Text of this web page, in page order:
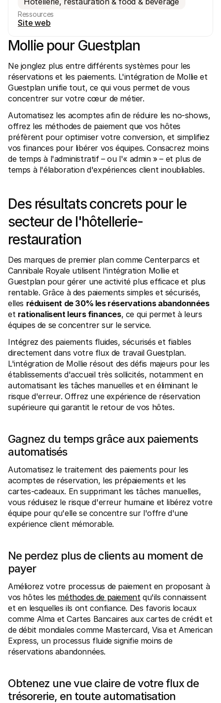
Ressources
Site web
Mollie pour Guestplan
Ne jonglez plus entre différents systèmes pour les
réservations et les paiements. L'intégration de Mollie et
Guestplan unifie tout, ce qui vous permet de vous
concentrer sur votre cœur de métier.
Automatisez les acomptes afin de réduire les no-shows,
offrez les méthodes de paiement que vos hôtes
préfèrent pour optimiser votre conversion, et simplifiez
vos finances pour libérer vos équipes. Consacrez moins
de temps à l'administratif – ou l'« admin » – et plus de
temps à l'élaboration d'expériences client inoubliables.
Des résultats concrets pour le
secteur de l'hôtellerie-
restauration
Des marques de premier plan comme Centerparcs et
Cannibale Royale utilisent l'intégration Mollie et
Guestplan pour gérer une activité plus efficace et plus
rentable. Grâce à des paiements simples et sécurisés,
elles réduisent de 30% les réservations abandonnées
et rationalisent leurs finances, ce qui permet à leurs
équipes de se concentrer sur le service.
Intégrez des paiements fluides, sécurisés et fiables
directement dans votre flux de travail Guestplan.
L'intégration de Mollie résout des défis majeurs pour les
établissements d'accueil très sollicités, notamment en
automatisant les tâches manuelles et en éliminant le
risque d'erreur. Offrez une expérience de réservation
supérieure qui garantit le retour de vos hôtes.
Gagnez du temps grâce aux paiements
automatisés
Automatisez le traitement des paiements pour les
acomptes de réservation, les prépaiements et les
cartes-cadeaux. En supprimant les tâches manuelles,
vous réduisez le risque d'erreur humaine et libérez votre
équipe pour qu'elle se concentre sur l'offre d'une
expérience client mémorable.
Ne perdez plus de clients au moment de
payer
Améliorez votre processus de paiement en proposant à
vos hôtes les méthodes de paiement qu'ils connaissent
et en lesquelles ils ont confiance. Des favoris locaux
comme Alma et Cartes Bancaires aux cartes de crédit et
de débit mondiales comme Mastercard, Visa et American
Express, un processus fluide signifie moins de
réservations abandonnées.
Obtenez une vue claire de votre flux de
trésorerie, en toute automatisation
Ressources techniques
Portail développeurs
Découvrez les ressources de développement et les mises à
jour
Bibliothèques
Communauté Discord
Rejoignez notre communauté de développeurs
Lisez
À propos de Mollie
Tarifs
Consultez nos tarifs
À propos
Notre histoire et nos valeurs
Actualités
Nous rejoindre
Rejoignez notre équipe - nous
recrutons !
Découvrez comment nous aidons
Contact
Pour les consommateurs
Découvrez pourquoi Mollie figure sur votre relevé bancaire
Contactez notre équipe support
Pour obtenir un devis
Découvrez comment nous pouvons aider votre entreprise